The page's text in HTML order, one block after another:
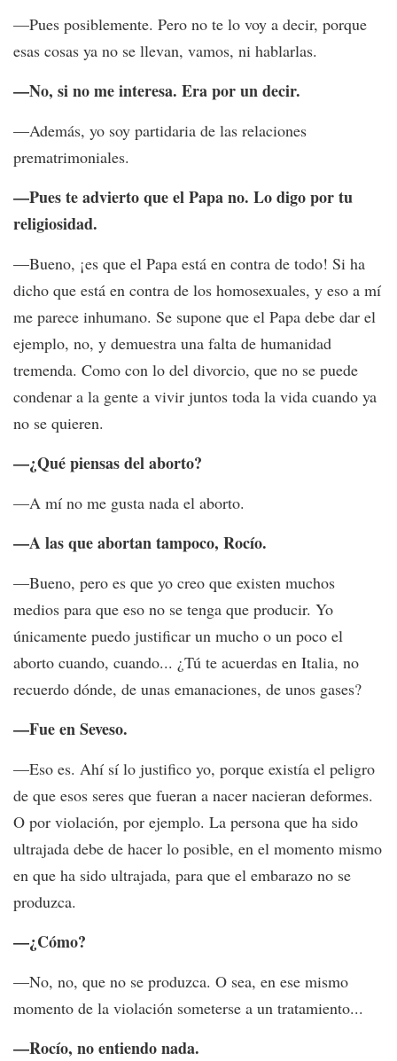
—Pues posiblemente. Pero no te lo voy a decir, porque
esas cosas ya no se llevan, vamos, ni hablarlas.
—No, si no me interesa. Era por un decir.
—Además, yo soy partidaria de las relaciones
prematrimoniales.
—Pues te advierto que el Papa no. Lo digo por tu
religiosidad.
—Bueno, ¡es que el Papa está en contra de todo! Si ha
dicho que está en contra de los homosexuales, y eso a mí
me parece inhumano. Se supone que el Papa debe dar el
ejemplo, no, y demuestra una falta de humanidad
tremenda. Como con lo del divorcio, que no se puede
condenar a la gente a vivir juntos toda la vida cuando ya
no se quieren.
—¿Qué piensas del aborto?
—A mí no me gusta nada el aborto.
—A las que abortan tampoco, Rocío.
—Bueno, pero es que yo creo que existen muchos
medios para que eso no se tenga que producir. Yo
únicamente puedo justificar un mucho o un poco el
aborto cuando, cuando... ¿Tú te acuerdas en Italia, no
recuerdo dónde, de unas emanaciones, de unos gases?
—Fue en Seveso.
—Eso es. Ahí sí lo justifico yo, porque existía el peligro
de que esos seres que fueran a nacer nacieran deformes.
O por violación, por ejemplo. La persona que ha sido
ultrajada debe de hacer lo posible, en el momento mismo
en que ha sido ultrajada, para que el embarazo no se
produzca.
—¿Cómo?
—No, no, que no se produzca. O sea, en ese mismo
momento de la violación someterse a un tratamiento...
—Rocío, no entiendo nada.